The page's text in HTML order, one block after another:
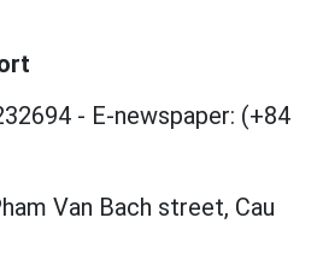
- E-newspaper: (+84
Van Bach street, Cau